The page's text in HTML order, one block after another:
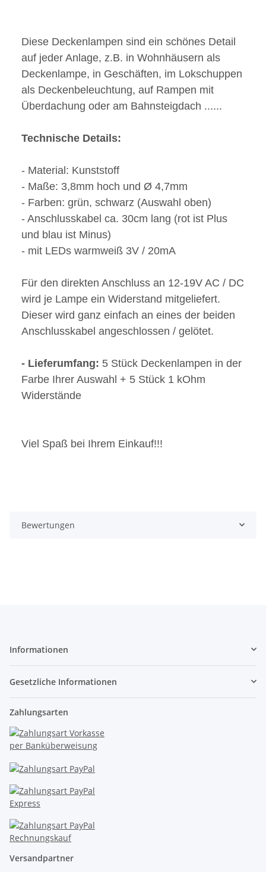
Diese Deckenlampen sind ein schönes Detail
auf jeder Anlage, z.B. in Wohnhäusern als
Deckenlampe, in Geschäften, im Lokschuppen
als Deckenbeleuchtung, auf Rampen mit
Überdachung oder am Bahnsteigdach ......
Technische Details:
- Material: Kunststoff
- Maße: 3,8mm hoch und Ø 4,7mm
- Farben: grün, schwarz (Auswahl oben)
- Anschlusskabel ca. 30cm lang (rot ist Plus
und blau ist Minus)
- mit LEDs warmweiß 3V / 20mA
Für den direkten Anschluss an 12-19V AC / DC
wird je Lampe ein Widerstand mitgeliefert.
Dieser wird ganz einfach an eines der beiden
Anschlusskabel angeschlossen / gelötet.
- Lieferumfang: 5 Stück Deckenlampen in der
Farbe Ihrer Auswahl + 5 Stück 1 kOhm
Widerstände
Viel Spaß bei Ihrem Einkauf!!!
Bewertungen
Informationen
Gesetzliche Informationen
Zahlungsarten
Versandpartner